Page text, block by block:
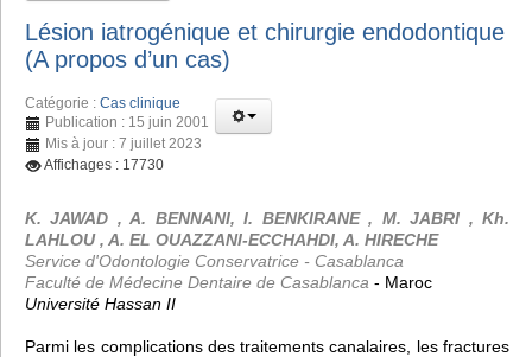
Lésion iatrogénique et chirurgie endodontique
(A propos d’un cas)
Catégorie : Cas clinique
Publication : 15 juin 2001
Mis à jour : 7 juillet 2023
Affichages : 17730
K. JAWAD , A. BENNANI, I. BENKIRANE , M. JABRI , Kh.
LAHLOU , A. EL OUAZZANI-ECCHAHDI, A. HIRECHE
Service d'Odontologie Conservatrice - Casablanca
Faculté de Médecine Dentaire de Casablanca - Maroc
Université Hassan II
Parmi les complications des traitements canalaires, les fractures